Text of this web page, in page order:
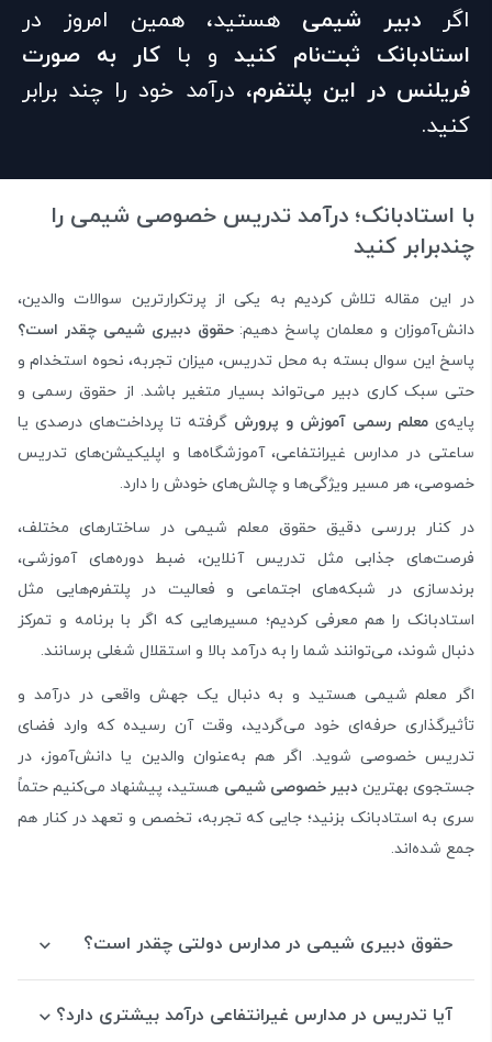
اگر دبیر شیمی هستید، همین امروز در
استادبانکثبت‌نام کنید و با کار به صورت
فریلنس در این پلتفرم‌، درآمد خود را چند برابر
کنید.
با استادبانک؛ درآمد تدریس خصوصی شیمی را
چندبرابر کنید
در این مقاله تلاش کردیم به یکی از پرتکرارترین سوالات والدین،
دانش‌آموزان و معلمان پاسخ دهیم:حقوق دبیری شیمی چقدر است؟
پاسخ این سوال بسته به محل تدریس، میزان تجربه، نحوه استخدام و
حتی سبک کاری دبیر می‌تواند بسیار متغیر باشد. از حقوق رسمی و
پایه‌ی معلم رسمی آموزش و پرورش گرفته تا پرداخت‌های درصدی یا
ساعتی در مدارس غیرانتفاعی، آموزشگاه‌ها و اپلیکیشن‌های تدریس
خصوصی، هر مسیر ویژگی‌ها و چالش‌های خودش را دارد.
در کنار بررسی دقیق حقوق معلم شیمی در ساختارهای مختلف،
فرصت‌های جذابی مثل تدریس آنلاین، ضبط دوره‌های آموزشی،
برندسازی در شبکه‌های اجتماعی و فعالیت در پلتفرم‌هایی مثل
استادبانک را هم معرفی کردیم؛ مسیرهایی که اگر با برنامه و تمرکز
دنبال شوند، می‌توانند شما را به درآمد بالا و استقلال شغلی برسانند.
اگر معلم شیمی هستید و به دنبال یک جهش واقعی در درآمد و
تأثیرگذاری حرفه‌ای خود می‌گردید، وقت آن رسیده که وارد فضای
تدریس خصوصی شوید. اگر هم به‌عنوان والدین یا دانش‌آموز، در
جستجوی بهترین دبیر خصوصی شیمی هستید، پیشنهاد می‌کنیم حتماً
سری به استادبانک بزنید؛ جایی که تجربه، تخصص و تعهد در کنار هم
جمع شده‌اند.
حقوق دبیری شیمی در مدارس دولتی چقدر است؟
آیا تدریس در مدارس غیرانتفاعی درآمد بیشتری دارد؟